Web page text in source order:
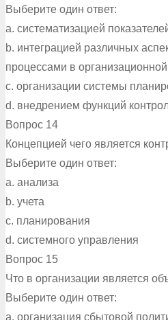
Выберите один ответ:
a. систематизацией
b. интеграцией различных
процессами в
c. организации системы
d. внедрением функций
Вопрос 14
Концепцией чего является
Выберите один ответ:
a. анализа
b. учета
c. планирования
d. системного управления
Вопрос 15
Что в организации является
Выберите один ответ:
a. организация сбытовой